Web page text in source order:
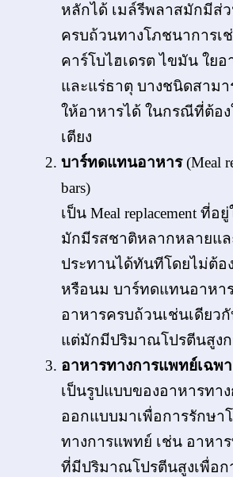
หลักได้ เมล์รีพลาสมักมีส่
ครบถ้วนทางโภชนาการเ
คาร์โบไฮเดรต ไขมัน ใย
และแร่ธาตุ บางชนิดสาม
ให้อาหารได้ ในกรณีที่ต้อ
เตียง
บาร์ทดแทนอาหาร(Meal
bars)
เป็น Meal replacement ที่
มักมีรสชาติหลากหลายแล
ประทานได้ทันทีโดยไม่ต้อ
หรือนม บาร์ทดแทนอาหา
อาหารครบถ้วนเช่นเดียว
แต่มักมีปริมาณโปรตีนสูงก
อาหารทางการแพทย์เฉพ
เป็นรูปแบบของอาหารทา
ออกแบบมาเพื่อการรักษา
ทางการแพทย์ เช่น อาหา
ที่มีปริมาณโปรตีนสูงเพื่อ